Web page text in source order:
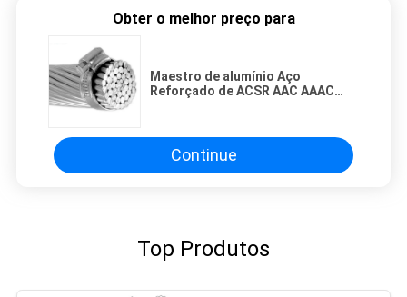
Obter o melhor preço para
Maestro de alumínio Aço
Reforçado de ACSR AAC AAAC
Continue
Top Produtos